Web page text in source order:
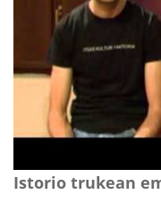
Istorio trukean